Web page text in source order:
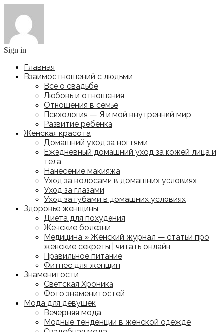
Sign in
Главная
Взаимоотношений с людьми
Все о свадьбе
Любовь и отношения
Отношения в семье
Психология — Я и мой внутренний мир
Развитие ребенка
Женская красота
Домашний уход за ногтями
Ежедневный домашний уход за кожей лица и
тела
Нанесение макияжа
Уход за волосами в домашних условиях
Уход за глазами
Уход за губами в домашних условиях
Здоровье женщины
Диета для похудения
Женские болезни
Медицина » Женский журнал — статьи про
женские секреты | читать онлайн
Правильное питание
Фитнес для женщин
Знаменитости
Светская Хроника
Фото знаменитостей
Мода для девушек
Вечерняя мода
Модные тенденции в женской одежде